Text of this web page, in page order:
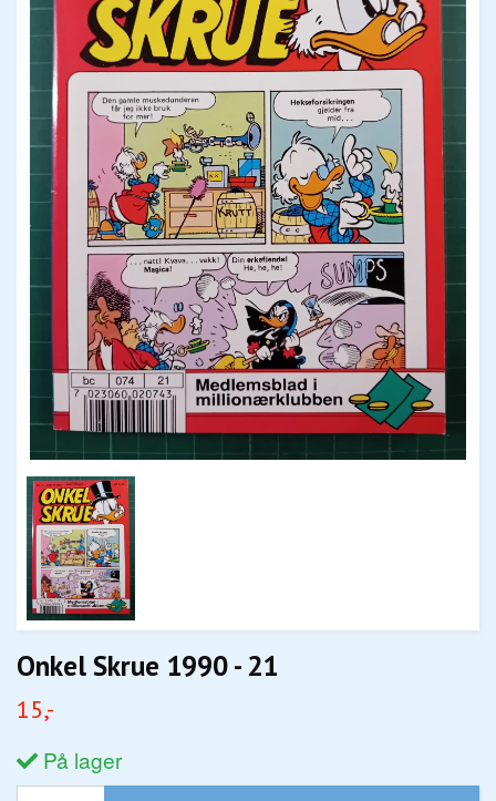
Onkel Skrue 1990 - 21
15,-
På lager